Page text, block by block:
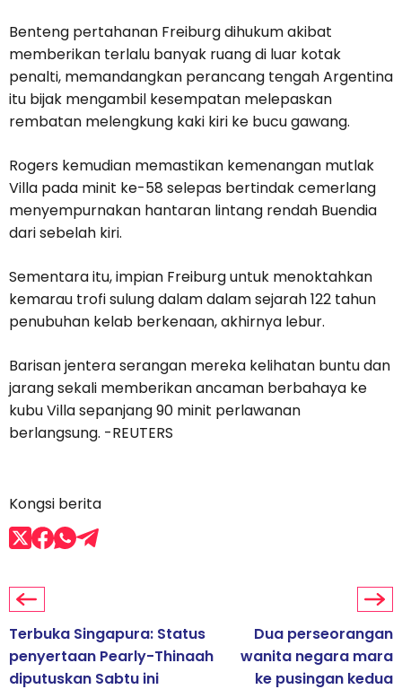
Benteng pertahanan Freiburg dihukum akibat
memberikan terlalu banyak ruang di luar kotak
penalti, memandangkan perancang tengah Argentina
itu bijak mengambil kesempatan melepaskan
rembatan melengkung kaki kiri ke bucu gawang.
Rogers kemudian memastikan kemenangan mutlak
Villa pada minit ke-58 selepas bertindak cemerlang
menyempurnakan hantaran lintang rendah Buendia
dari sebelah kiri.
Sementara itu, impian Freiburg untuk menoktahkan
kemarau trofi sulung dalam dalam sejarah 122 tahun
penubuhan kelab berkenaan, akhirnya lebur.
Barisan jentera serangan mereka kelihatan buntu dan
jarang sekali memberikan ancaman berbahaya ke
kubu Villa sepanjang 90 minit perlawanan
berlangsung. -REUTERS
Kongsi berita
Terbuka Singapura: Status
penyertaan Pearly-Thinaah
diputuskan Sabtu ini
Dua perseorangan
wanita negara mara
ke pusingan kedua